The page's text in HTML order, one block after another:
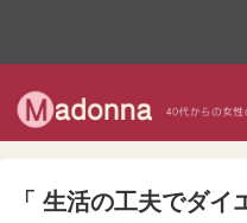
「 生活の工夫でダイ